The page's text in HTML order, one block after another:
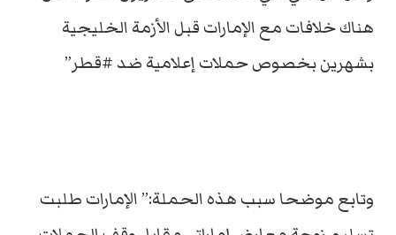
هناك خلافات مع الإمارات قبل الأزمة الخليجية
بشهرين بخصوص حملات إعلامية ضد #قطر”
وتابع موضحا سبب هذه الحملة:” الإمارات طلبت